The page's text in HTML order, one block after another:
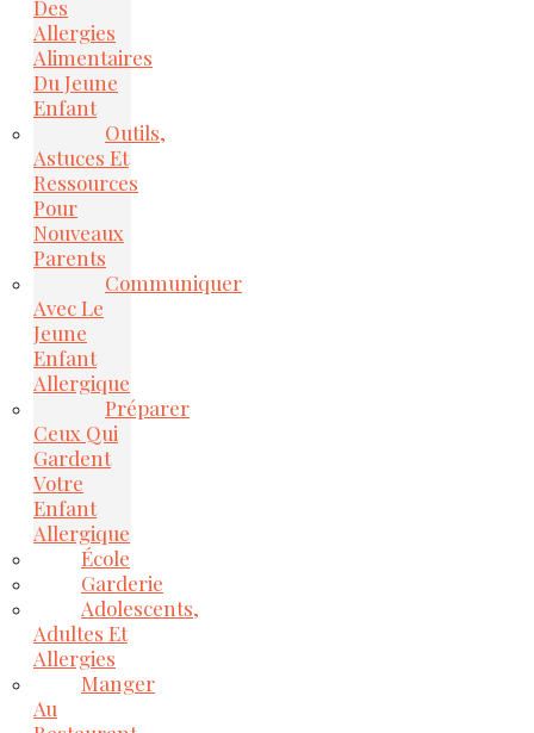
Des
Allergies
Alimentaires
Du Jeune
Enfant
Outils,
Astuces Et
Ressources
Pour
Nouveaux
Parents
Communiquer
Avec Le
Jeune
Enfant
Allergique
Préparer
Ceux Qui
Gardent
Votre
Enfant
Allergique
École
Garderie
Adolescents,
Adultes Et
Allergies
Manger
Au